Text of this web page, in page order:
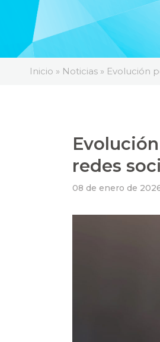
Inicio » Noticias » Evolución
redes
08 de enero de